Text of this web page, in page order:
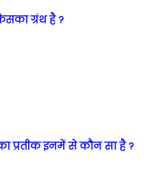
ग्रंथ है ?
प्रतीक इनमें से कौन सा है ?